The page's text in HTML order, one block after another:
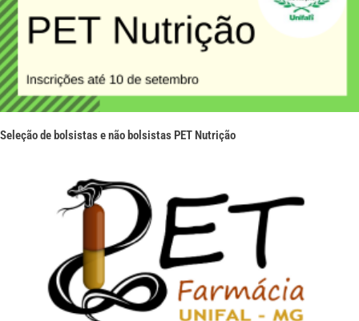
Seleção de bolsistas e não bolsistas PET Nutrição